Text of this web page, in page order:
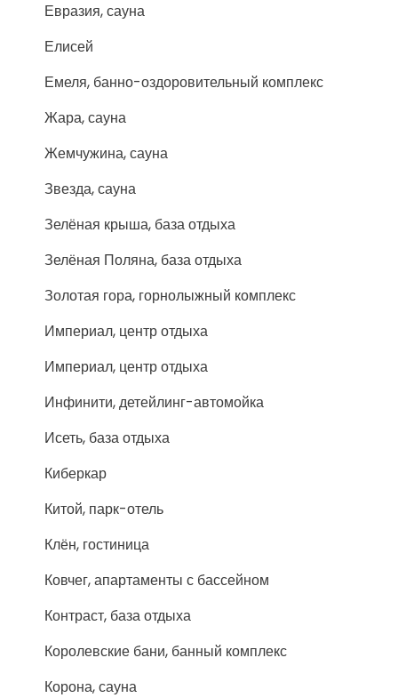
Евразия, сауна
Елисей
Емеля, банно-оздоровительный комплекс
Жара, сауна
Жемчужина, сауна
Звезда, сауна
Зелёная крыша, база отдыха
Зелёная Поляна, база отдыха
Золотая гора, горнолыжный комплекс
Империал, центр отдыха
Империал, центр отдыха
Инфинити, детейлинг-автомойка
Исеть, база отдыха
Киберкар
Китой, парк-отель
Клён, гостиница
Ковчег, апартаменты с бассейном
Контраст, база отдыха
Королевские бани, банный комплекс
Корона, сауна